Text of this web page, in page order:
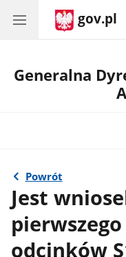
gov.pl
Generalna
Powrót
Jest
odcinków